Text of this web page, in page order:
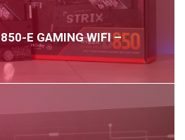
E GAMING WIFI –